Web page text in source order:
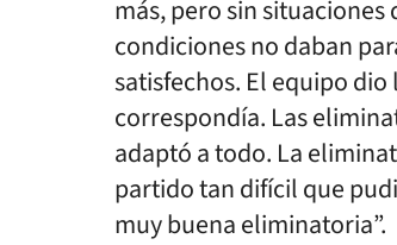
más, pero sin
condiciones no daban
satisfechos. El equipo
correspondía. Las
adaptó a todo. La
partido tan difícil que
muy buena eliminatoria”.